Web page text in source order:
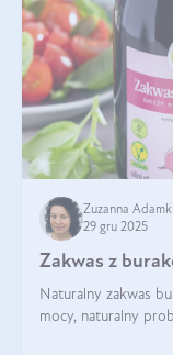
Zuzanna
29 gru 2025
Zakwas z
Naturalny zakwas
mocy, naturalny